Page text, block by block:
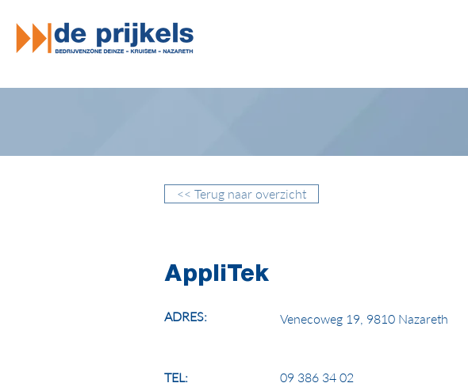
<< Terug naar overzicht
AppliTek
ADRES: Venecoweg 19, 9810 Nazareth
TEL:
09 386 34 02